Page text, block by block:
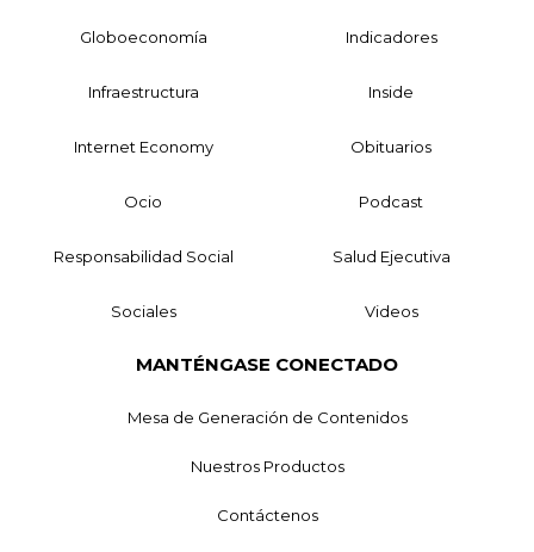
Globoeconomía Indicadores
Infraestructura Inside
Internet Economy Obituarios
Ocio Podcast
Responsabilidad Social Salud Ejecutiva
Sociales Videos
MANTÉNGASE CONECTADO
Mesa de Generación de Contenidos
Nuestros Productos
Contáctenos